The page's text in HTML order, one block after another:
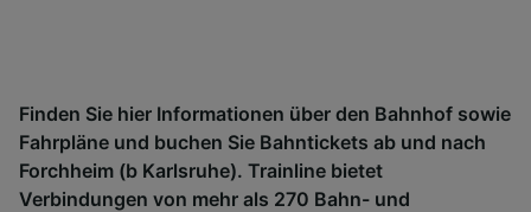
Finden Sie hier Informationen über den Bahnhof sowie
Fahrpläne und buchen Sie Bahntickets ab und nach
Forchheim (b Karlsruhe). Trainline bietet
Verbindungen von mehr als 270 Bahn- und